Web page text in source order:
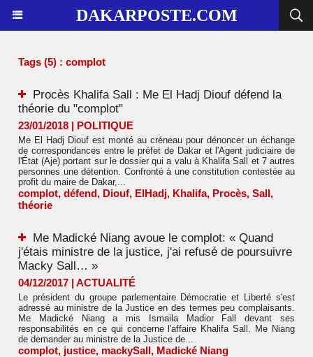
DAKARPOSTE.COM
Tags (5) : complot
Procès Khalifa Sall : Me El Hadj Diouf défend la
théorie du "complot"
23/01/2018 | POLITIQUE
Me El Hadj Diouf est monté au créneau pour dénoncer un échange
de correspondances entre le préfet de Dakar et l'Agent judiciaire de
l'État (Aje) portant sur le dossier qui a valu à Khalifa Sall et 7 autres
personnes une détention. Confronté à une constitution contestée au
profit du maire de Dakar,...
complot, défend, Diouf, ElHadj, Khalifa, Procès, Sall,
théorie
Me Madické Niang avoue le complot: « Quand
j'étais ministre de la justice, j'ai refusé de poursuivre
Macky Sall… »
04/12/2017 | ACTUALITÉ
Le président du groupe parlementaire Démocratie et Liberté s'est
adressé au ministre de la Justice en des termes peu complaisants.
Me Madické Niang a mis Ismaila Madior Fall devant ses
responsabilités en ce qui concerne l'affaire Khalifa Sall. Me Niang
de demander au ministre de la Justice de...
complot, justice, mackySall, Madické Niang